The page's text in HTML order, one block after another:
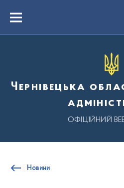
вмістуMenu
Чернівецька
ОФІЦІЙНИЙ
Новини